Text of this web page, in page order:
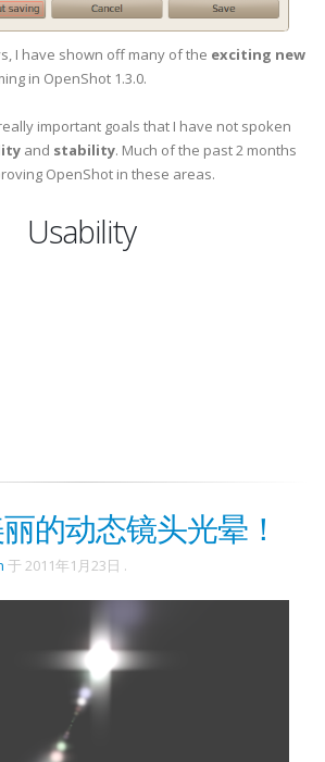
I have shown off many of the exciting new
in OpenShot 1.3.0.
important goals that I have not spoken
and stability. Much of the past 2 months
OpenShot in these areas.
Usability
的动态镜头光晕！
于 2011年1月23日 .